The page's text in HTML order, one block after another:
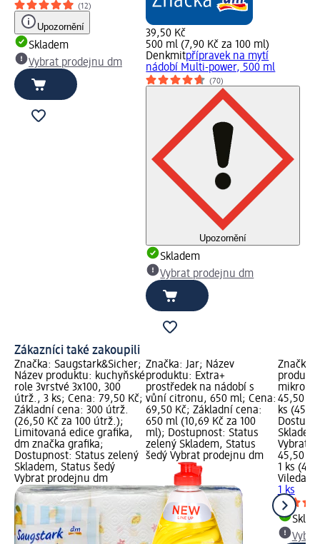
(12)
Upozornění
Skladem
Vybrat prodejnu dm
39,50 Kč
500 ml (7,90 Kč za 100 ml)
Denkmitpřípravek na mytí
nádobí Multi-power, 500 ml
(70)
Upozornění
Skladem
Vybrat prodejnu dm
Zákazníci také zakoupili
Značka: Saugstark&Sicher;
Název produktu: kuchyňské
role 3vrstvé 3x100, 300
útrž., 3 ks; Cena: 79,50 Kč;
Základní cena: 300 útrž.
(26,50 Kč za 100 útrž.);
Limitovaná edice grafika,
dm značka grafika;
Dostupnost: Status zelený
Skladem, Status šedý
Vybrat prodejnu dm
Značka: Jar; Název
produktu: Extra+
prostředek na nádobí s
vůní citronu, 650 ml; Cena:
69,50 Kč; Základní cena:
650 ml (10,69 Kč za 100
ml); Dostupnost: Status
zelený Skladem, Status
šedý Vybrat prodejnu dm
Značka:
45,50
ks
Vybrat
45,50 Kč
1 ks
Vileda
1 ks